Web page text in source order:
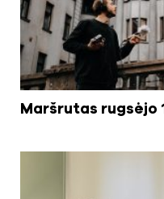
Maršrutas rugsėjo